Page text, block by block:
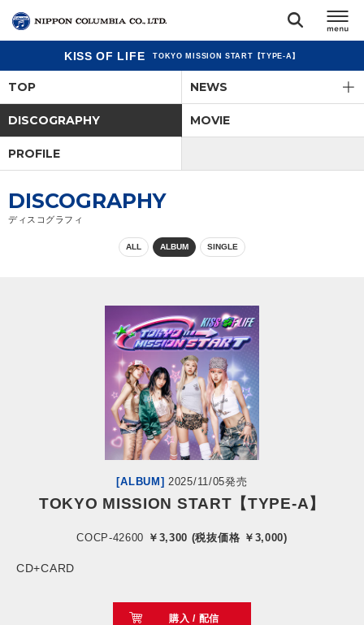
閉じる
アーティスト
ジャンル
お問い合わせ
閉じる
KISS OF LIFE TOKYO MISSION START【TYPE-A】
TOP NEWS
DISCOGRAPHY MOVIE
PROFILE
DISCOGRAPHY
ディスコグラフィ
ALL ALBUM SINGLE
[ALBUM] 2025/11/05発売
TOKYO MISSION START【TYPE-A】
COCP-42600 ￥3,300 (税抜価格 ￥3,000)
CD+CARD
購入 / 配信